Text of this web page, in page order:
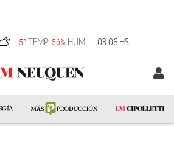
5°TEMP 56% HUM 03:06 HS